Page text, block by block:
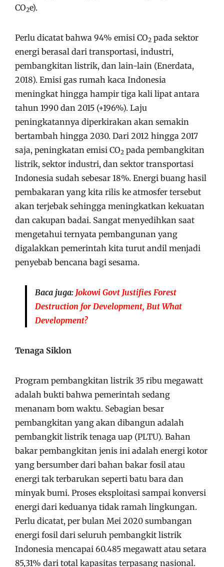
CO2e).
Perlu dicatat bahwa 94% emisi CO2 pada sektor
energi berasal dari transportasi, industri,
pembangkitan listrik, dan lain-lain (Enerdata,
2018). Emisi gas rumah kaca Indonesia
meningkat hingga hampir tiga kali lipat antara
tahun 1990 dan 2015 (+196%). Laju
peningkatannya diperkirakan akan semakin
bertambah hingga 2030. Dari 2012 hingga 2017
saja, peningkatan emisi CO2 pada pembangkitan
listrik, sektor industri, dan sektor transportasi
Indonesia sudah sebesar 18%. Energi buang hasil
pembakaran yang kita rilis ke atmosfer tersebut
akan terjebak sehingga meningkatkan kekuatan
dan cakupan badai. Sangat menyedihkan saat
mengetahui ternyata pembangunan yang
digalakkan pemerintah kita turut andil menjadi
penyebab bencana bagi sesama.
Baca juga: Jokowi Govt Justifies Forest
Destruction for Development, But What
Development?
Tenaga Siklon
Program pembangkitan listrik 35 ribu megawatt
adalah bukti bahwa pemerintah sedang
menanam bom waktu. Sebagian besar
pembangkitan yang akan dibangun adalah
pembangkit listrik tenaga uap (PLTU). Bahan
bakar pembangkitan jenis ini adalah energi kotor
yang bersumber dari bahan bakar fosil atau
energi tak terbarukan seperti batu bara dan
minyak bumi. Proses eksploitasi sampai konversi
energi dari keduanya tidak ramah lingkungan.
Perlu dicatat, per bulan Mei 2020 sumbangan
energi fosil dari seluruh pembangkit listrik
Indonesia mencapai 60.485 megawatt atau setara
85,31% dari total kapasitas terpasang nasional.